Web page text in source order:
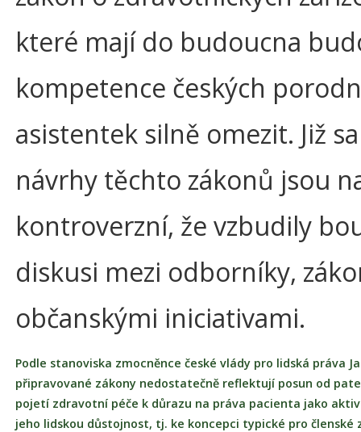
které mají do budoucna
kompetence českých
asistentek silně omezit. Již
návrhy těchto zákonů jsou
kontroverzní, že vzbudily
diskusi mezi odborníky,
občanskými iniciativami.
Podle stanoviska zmocněnce české vlády pro lidská práva
připravované zákony nedostatečně reflektují posun od
pojetí zdravotní péče k důrazu na práva pacienta jako
jeho lidskou důstojnost, tj. ke koncepci typické pro členské